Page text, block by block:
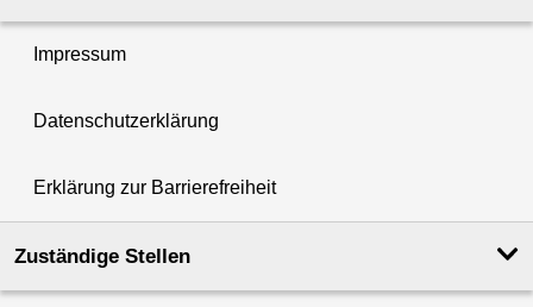
Impressum
Datenschutzerklärung
Erklärung zur Barrierefreiheit
Zuständige Stellen